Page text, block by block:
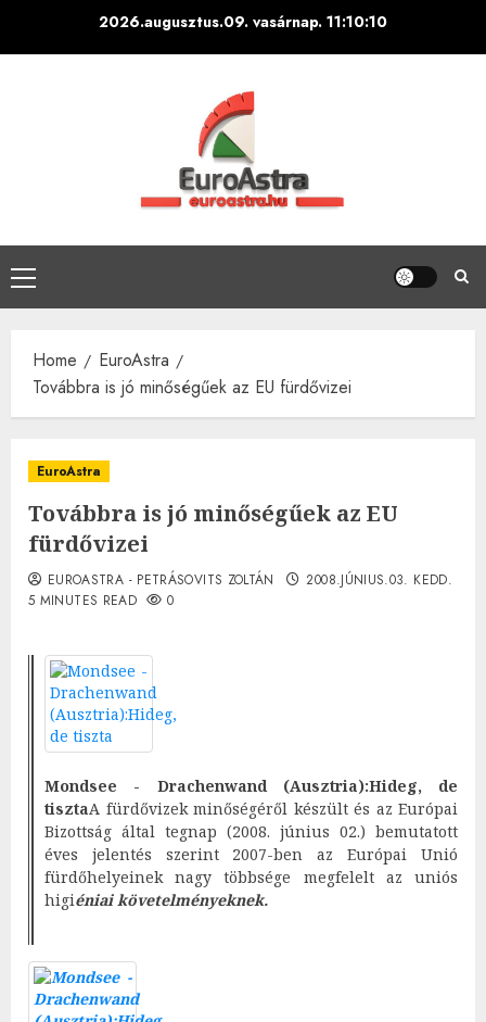
2026.augusztus.09. vasárnap.11:10:11
Primary
Menu
Home
EuroAstra
Továbbra is jó minőségűek az EU fürdővizei
EuroAstra
Továbbra is jó minőségűek az EU
fürdővizei
EUROASTRA - PETRÁSOVITS ZOLTÁN
2008.JÚNIUS.03. KEDD.
5 MINUTES READ
0
Mondsee - Drachenwand (Ausztria):Hideg, de
tisztaA fürdővizek minőségéről készült és az Európai
Bizottság által tegnap (2008. június 02.) bemutatott
éves jelentés szerint 2007-ben az Európai Unió
fürdőhelyeinek nagy többsége megfelelt az uniós
higiéniai követelményeknek.